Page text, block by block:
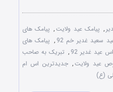
, پیامک عید ولایت, پیامک های
سعید غدیر خم 92 , پیامک های
عید غدیر 92 , تبریک به صاحب
, جدیدترین اس ام
(ع)